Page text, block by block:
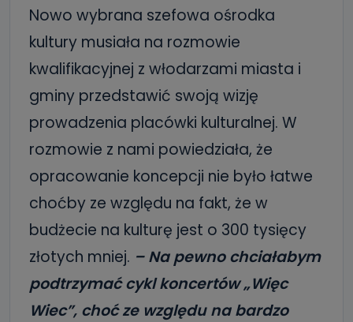
Nowo wybrana szefowa ośrodka
kultury musiała na rozmowie
kwalifikacyjnej z włodarzami miasta i
gminy przedstawić swoją wizję
prowadzenia placówki kulturalnej. W
rozmowie z nami powiedziała, że
opracowanie koncepcji nie było łatwe
choćby ze względu na fakt, że w
budżecie na kulturę jest o 300 tysięcy
złotych mniej. – Na pewno chciałabym
podtrzymać cykl koncertów „Więc
Wiec”, choć ze względu na bardzo